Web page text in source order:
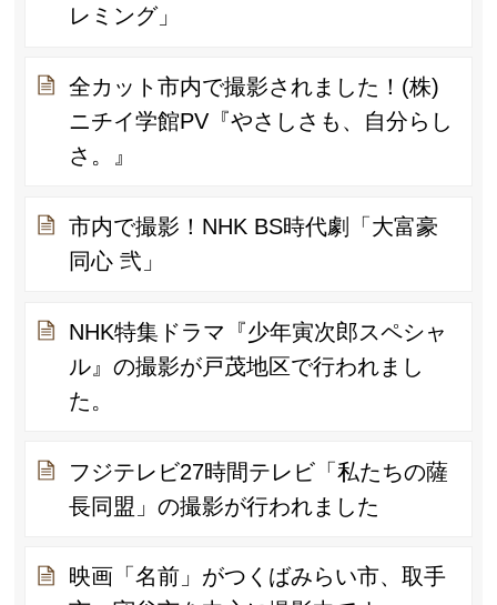
レミング」
全カット市内で撮影されました！(株)
ニチイ学館PV『やさしさも、自分らし
さ。』
市内で撮影！NHK BS時代劇「大富豪
同心 弐」
NHK特集ドラマ『少年寅次郎スペシャ
ル』の撮影が戸茂地区で行われまし
た。
フジテレビ27時間テレビ「私たちの薩
長同盟」の撮影が行われました
映画「名前」がつくばみらい市、取手